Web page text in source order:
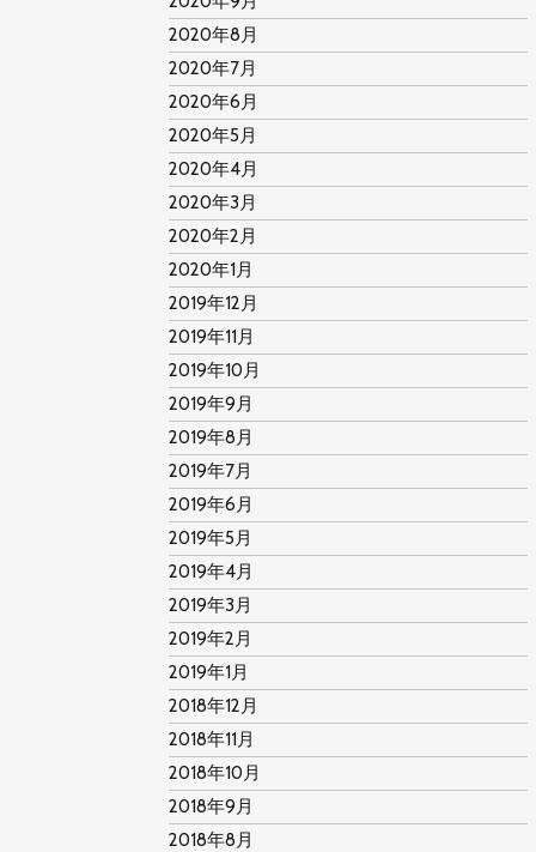
2020年8月
2020年7月
2020年6月
2020年5月
2020年4月
2020年3月
2020年2月
2020年1月
2019年12月
2019年11月
2019年10月
2019年9月
2019年8月
2019年7月
2019年6月
2019年5月
2019年4月
2019年3月
2019年2月
2019年1月
2018年12月
2018年11月
2018年10月
2018年9月
2018年8月